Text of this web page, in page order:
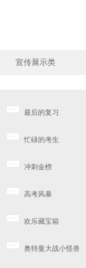
宣传展示类
最后的复习
忙碌的考生
冲刺金榜
高考风暴
欢乐藏宝箱
奥特曼大战小怪兽